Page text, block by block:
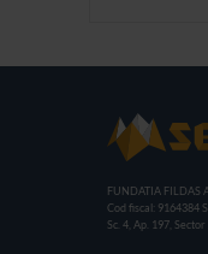
FUNDATIA FILDAS
Cod fiscal: 9164384
Sc. 4, Ap. 197, Sector